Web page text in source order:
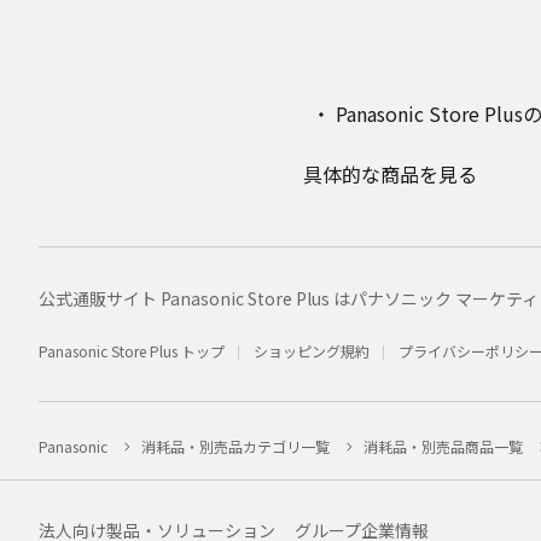
Panasonic Store Plus
具体的な商品を見る
公式通販サイト Panasonic Store Plus はパナソニック マーケテ
Panasonic Store Plus トップ ショッピング規約 プライバシーポリシー
Panasonic 消耗品・別売品カテゴリ一覧 消耗品・別売品商品一覧
法人向け製品・ソリューション グループ企業情報